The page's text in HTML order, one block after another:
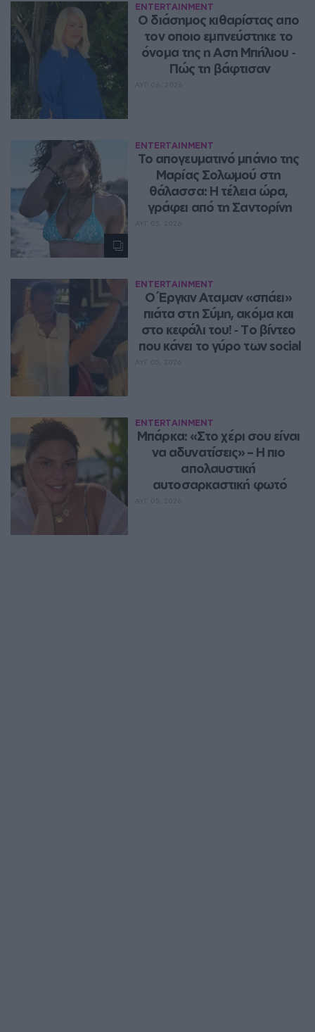
ENTERTAINMENT
Ο διάσημος κιθαρίστας απο
τον οποιο εμπνεύστηκε το
όνομα της η Αση Μπήλιου ‑
Πώς τη βάφτισαν
ENTERTAINMENT
Το απογευματινό μπάνιο της
Μαρίας Σολωμού στη
θάλασσα: Η τέλεια ώρα,
γράφει από τη Σαντορίνη
ENTERTAINMENT
Ο Έργκιν Αταμαν «σπάει»
πιάτα στη Σύμη, ακόμα και
στο κεφάλι του! ‑ Tο βίντεο
που κάνει το γύρο των social
ENTERTAINMENT
Μπάρκα: «Στο χέρι σου είναι
να αδυνατίσεις» – Η πιο
απολαυστική
αυτοσαρκαστική φωτό